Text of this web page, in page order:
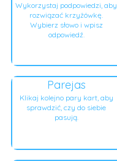
Wykorzystaj podpowiedzi, aby
rozwiązać krzyżówkę.
Wybierz słowo i wpisz
odpowiedź.
Parejas
Klikaj kolejno pary kart, aby
sprawdzić, czy do siebie
pasują.